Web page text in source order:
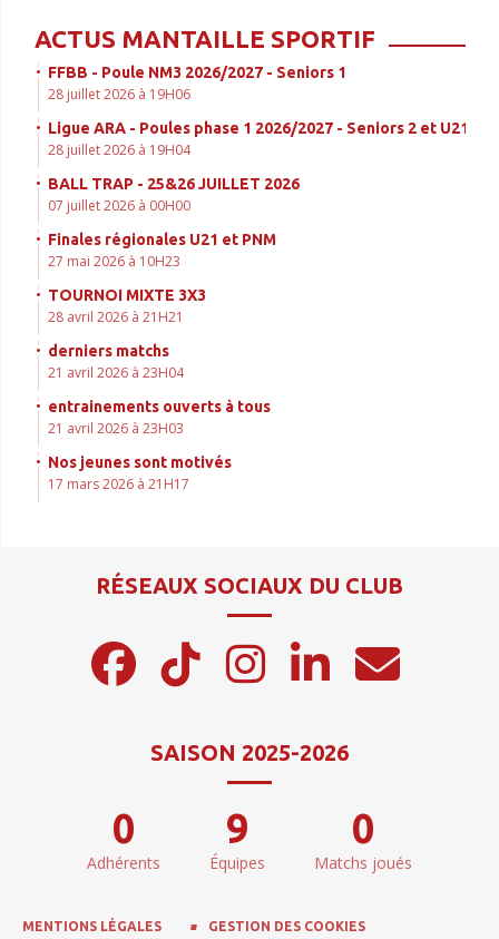
ACTUS MANTAILLE SPORTIF
FFBB - Poule NM3 2026/2027 - Seniors 1
28 juillet 2026 à 19H06
Ligue ARA - Poules phase 1 2026/2027 - Seniors 2 et U21
28 juillet 2026 à 19H04
BALL TRAP - 25&26 JUILLET 2026
07 juillet 2026 à 00H00
Finales régionales U21 et PNM
27 mai 2026 à 10H23
TOURNOI MIXTE 3X3
28 avril 2026 à 21H21
derniers matchs
21 avril 2026 à 23H04
entrainements ouverts à tous
21 avril 2026 à 23H03
Nos jeunes sont motivés
17 mars 2026 à 21H17
RÉSEAUX SOCIAUX DU CLUB
SAISON 2025-2026
0
Adhérents
9
Équipes
0
Matchs joués
MENTIONS LÉGALES GESTION DES COOKIES